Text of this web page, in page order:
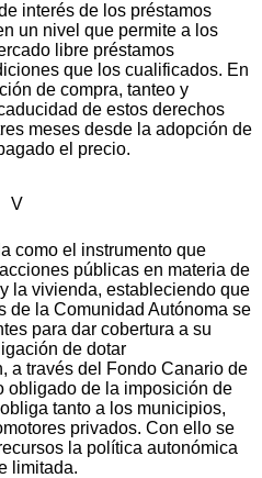
interés de los préstamos
un nivel que permite a los
libre préstamos
que los cualificados. En
de compra, tanteo y
de estos derechos
meses desde la adopción de
el precio.
V
como el instrumento que
públicas en materia de
la vivienda, estableciendo que
de la Comunidad Autónoma se
para dar cobertura a su
de dotar
a través del Fondo Canario de
obligado de la imposición de
tanto a los municipios,
privados. Con ello se
la política autonómica
limitada.